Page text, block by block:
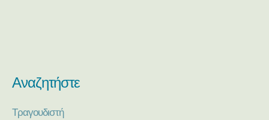
Αναζητήστε
Τραγουδιστή